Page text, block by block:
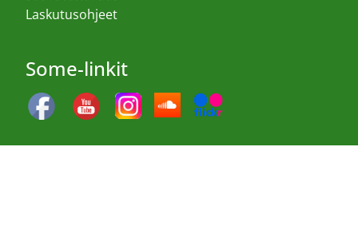
Laskutusohjeet
Some-linkit